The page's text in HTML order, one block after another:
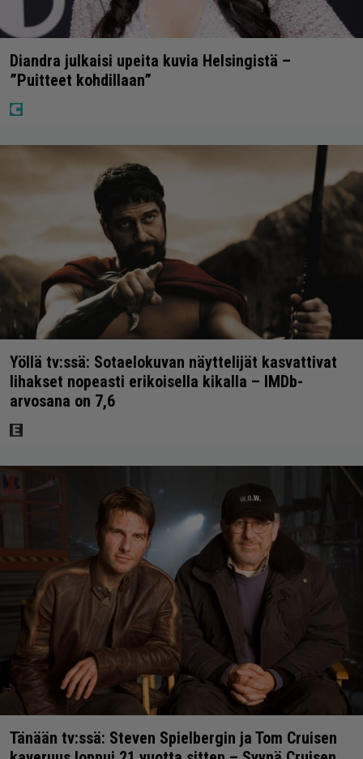
Diandra julkaisi upeita kuvia Helsingistä –
”Puitteet kohdillaan”
Yöllä tv:ssä: Sotaelokuvan näyttelijät kasvattivat
lihakset nopeasti erikoisella kikalla – IMDb-
arvosana on 7,6
Tänään tv:ssä: Steven Spielbergin ja Tom Cruisen